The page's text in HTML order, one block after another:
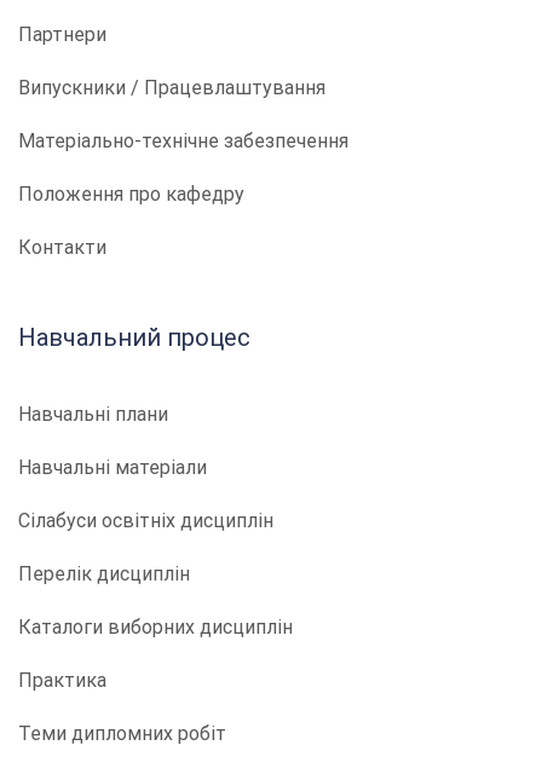
Партнери
Випускники / Працевлаштування
Матеріально-технічне забезпечення
Положення про кафедру
Контакти
Навчальний процес
Навчальні плани
Навчальні матеріали
Сілабуси освітніх дисциплін
Перелік дисциплін
Каталоги виборних дисциплін
Практика
Теми дипломних робіт